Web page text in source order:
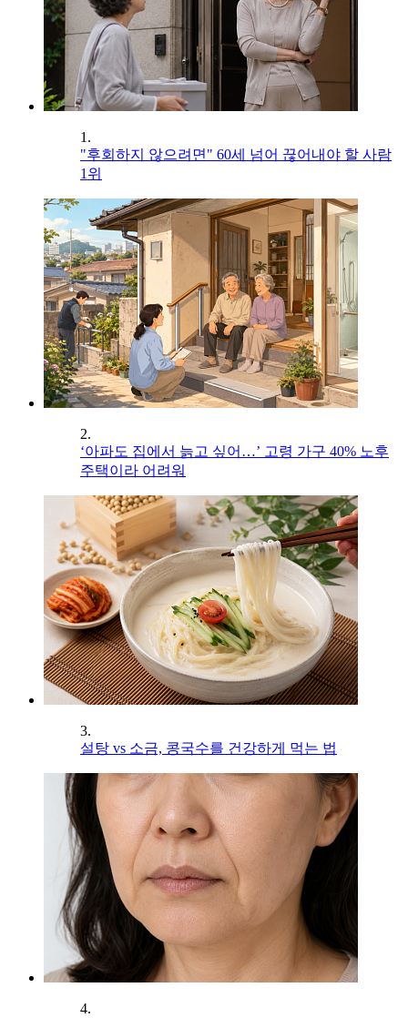
1.
"후회하지 않으려면" 60세 넘어 끊어내야 할 사람
1위
2.
‘아파도 집에서 늙고 싶어…’ 고령 가구 40% 노후
주택이라 어려워
3.
설탕 vs 소금, 콩국수를 건강하게 먹는 법
4.